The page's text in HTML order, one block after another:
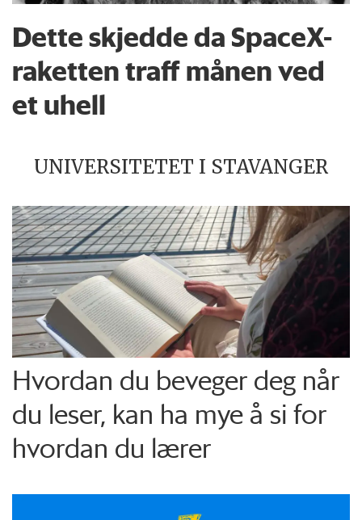
Dette skjedde da SpaceX-
raketten traff månen ved
et uhell
UNIVERSITETET I STAVANGER
Hvordan du beveger deg når
du leser, kan ha mye å si for
hvordan du lærer